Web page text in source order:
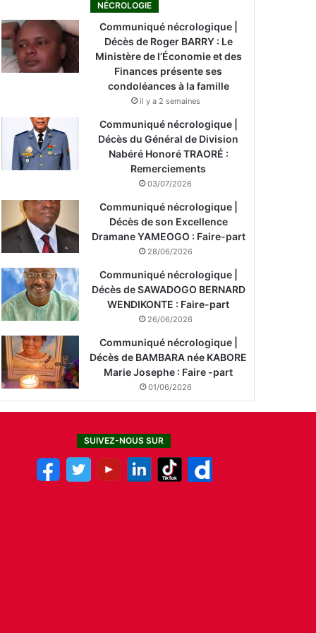
NÉCROLOGIE
Communiqué nécrologique |
Décès de Roger BARRY : Le
Ministère de l’Économie et des
Finances présente ses
condoléances à la famille
il y a 2 semaines
Communiqué nécrologique |
Décès du Général de Division
Nabéré Honoré TRAORÉ :
Remerciements
03/07/2026
Communiqué nécrologique |
Décès de son Excellence
Dramane YAMEOGO : Faire-part
28/06/2026
Communiqué nécrologique |
Décès de SAWADOGO BERNARD
WENDIKONTE : Faire-part
26/06/2026
Communiqué nécrologique |
Décès de BAMBARA née KABORE
Marie Josephe : Faire -part
01/06/2026
SUIVEZ-NOUS SUR